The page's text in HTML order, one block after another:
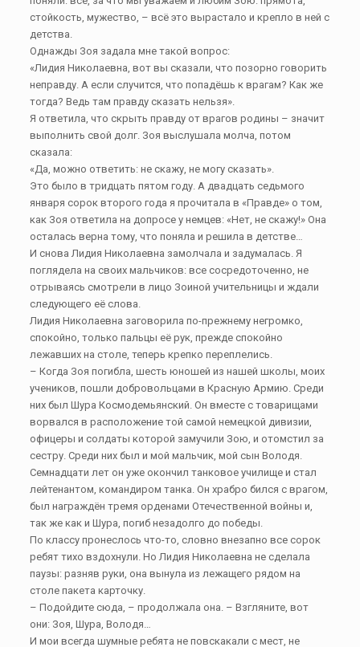
стойкость, мужество, – всё это вырастало и крепло в ней с
детства.
Однажды Зоя задала мне такой вопрос:
«Лидия Николаевна, вот вы сказали, что позорно говорить
неправду. А если случится, что попадёшь к врагам? Как же
тогда? Ведь там правду сказать нельзя».
Я ответила, что скрыть правду от врагов родины – значит
выполнить свой долг. Зоя выслушала молча, потом
сказала:
«Да, можно ответить: не скажу, не могу сказать».
Это было в тридцать пятом году. А двадцать седьмого
января сорок второго года я прочитала в «Правде» о том,
как Зоя ответила на допросе у немцев: «Нет, не скажу!» Она
осталась верна тому, что поняла и решила в детстве…
И снова Лидия Николаевна замолчала и задумалась. Я
поглядела на своих мальчиков: все сосредоточенно, не
отрываясь смотрели в лицо Зоиной учительницы и ждали
следующего её слова.
Лидия Николаевна заговорила по-прежнему негромко,
спокойно, только пальцы её рук, прежде спокойно
лежавших на столе, теперь крепко переплелись.
– Когда Зоя погибла, шесть юношей из нашей школы, моих
учеников, пошли добровольцами в Красную Армию. Среди
них был Шура Космодемьянский. Он вместе с товарищами
ворвался в расположение той самой немецкой дивизии,
офицеры и солдаты которой замучили Зою, и отомстил за
сестру. Среди них был и мой мальчик, мой сын Володя.
Семнадцати лет он уже окончил танковое училище и стал
лейтенантом, командиром танка. Он храбро бился с врагом,
был награждён тремя орденами Отечественной войны и,
так же как и Шура, погиб незадолго до победы.
По классу пронеслось что-то, словно внезапно все сорок
ребят тихо вздохнули. Но Лидия Николаевна не сделала
паузы: разняв руки, она вынула из лежащего рядом на
столе пакета карточку.
– Подойдите сюда, – продолжала она. – Взгляните, вот
они: Зоя, Шура, Володя…
И мои всегда шумные ребята не повскакали с мест, не